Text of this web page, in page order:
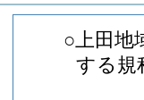
○上田地
する規